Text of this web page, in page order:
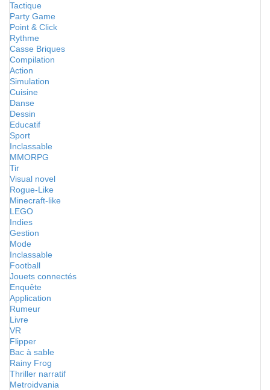
Tactique
Party Game
Point & Click
Rythme
Casse Briques
Compilation
Action
Simulation
Cuisine
Danse
Dessin
Educatif
Sport
Inclassable
MMORPG
Tir
Visual novel
Rogue-Like
Minecraft-like
LEGO
Indies
Gestion
Mode
Inclassable
Football
Jouets connectés
Enquête
Application
Rumeur
Livre
VR
Flipper
Bac à sable
Rainy Frog
Thriller narratif
Metroidvania